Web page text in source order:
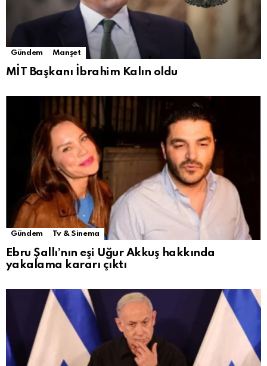
Gündem Manşet
MİT Başkanı İbrahim Kalın oldu
Gündem Tv & Sinema
Ebru Şallı’nın eşi Uğur Akkuş hakkında
yakalama kararı çıktı